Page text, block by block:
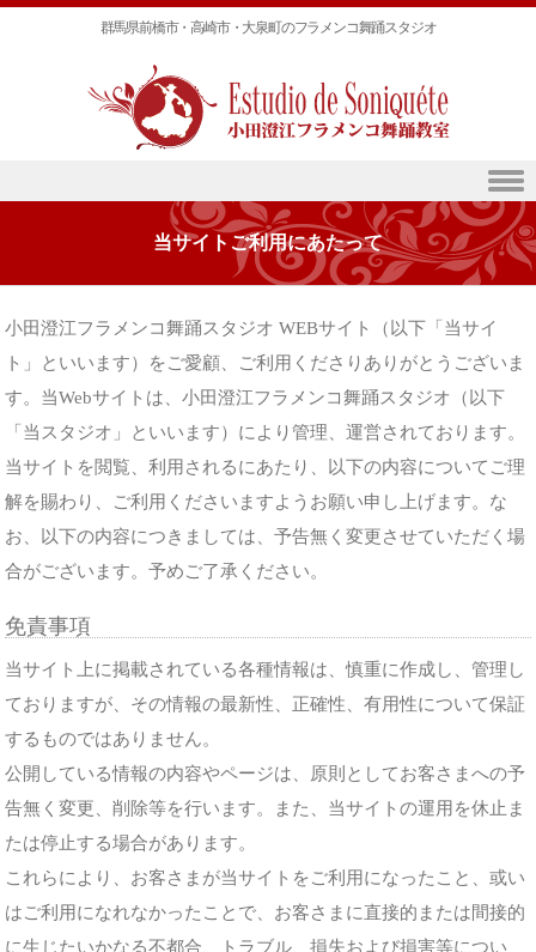
群馬県前橋市・高崎市・大泉町のフラメンコ舞踊スタジオ
当サイトご利用にあたって
小田澄江フラメンコ舞踊スタジオ WEBサイト（以下「当サイ
ト」といいます）をご愛顧、ご利用くださりありがとうございま
す。当Webサイトは、小田澄江フラメンコ舞踊スタジオ（以下
「当スタジオ」といいます）により管理、運営されております。
当サイトを閲覧、利用されるにあたり、以下の内容についてご理
解を賜わり、ご利用くださいますようお願い申し上げます。な
お、以下の内容につきましては、予告無く変更させていただく場
合がございます。予めご了承ください。
免責事項
当サイト上に掲載されている各種情報は、慎重に作成し、管理し
ておりますが、その情報の最新性、正確性、有用性について保証
するものではありません。
公開している情報の内容やページは、原則としてお客さまへの予
告無く変更、削除等を行います。また、当サイトの運用を休止ま
たは停止する場合があります。
これらにより、お客さまが当サイトをご利用になったこと、或い
はご利用になれなかったことで、お客さまに直接的または間接的
に生じたいかなる不都合、トラブル、損失および損害等につい